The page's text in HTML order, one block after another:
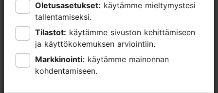
Oletusasetukset:
tallentamiseksi.
Tilastot:
ja käyttökokemuksen arviointiin.
Markkinointi:
kohdentamiseen.
Oletusasetukset:
tallentamiseksi.
Tilastot:
ja käyttökokemuksen arviointiin.
Markkinointi:
kohdentamiseen.